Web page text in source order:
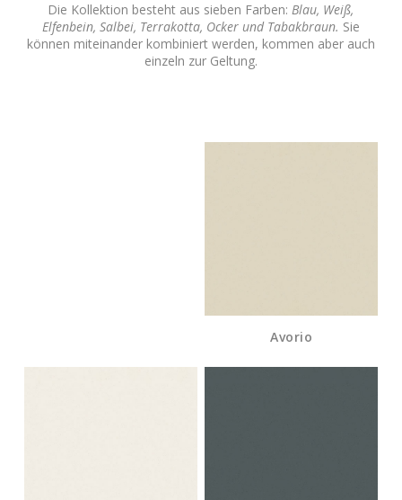
Die Kollektion besteht aus sieben Farben:Blau, Weiß,
Elfenbein, Salbei, Terrakotta, Ocker und Tabakbraun. Sie
können miteinander kombiniert werden, kommen aber auch
einzeln zur Geltung.
Avorio